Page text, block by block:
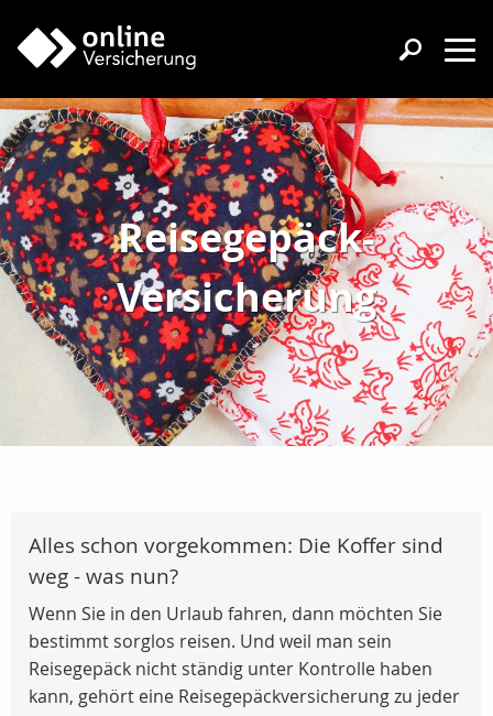
Reisegepäck-
Versicherung
Alles schon vorgekommen: Die Koffer sind
weg - was nun?
Wenn Sie in den Urlaub fahren, dann möchten Sie
bestimmt sorglos reisen. Und weil man sein
Reisegepäck nicht ständig unter Kontrolle haben
kann, gehört eine Reisegepäckversicherung zu jeder